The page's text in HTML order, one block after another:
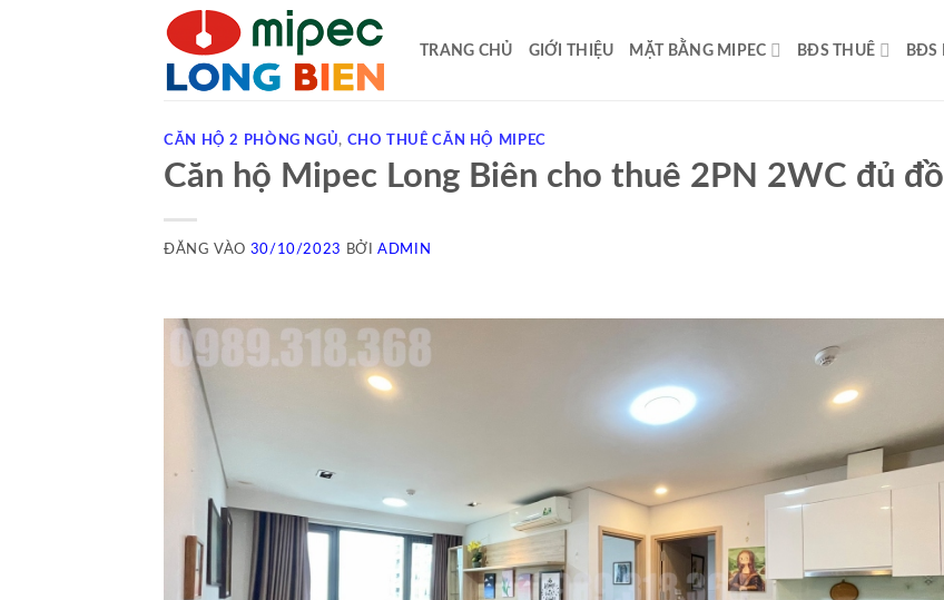
TRANG CHỦ GIỚI THIỆU MẶT BẰNG MIPEC BĐS THUÊ BĐS
CĂN HỘ 2 PHÒNG NGỦ, CHO THUÊ CĂN HỘ MIPEC
Căn hộ Mipec Long Biên cho thuê 2PN 2WC đủ đồ
ĐĂNG VÀO 30/10/2023 BỞIADMIN